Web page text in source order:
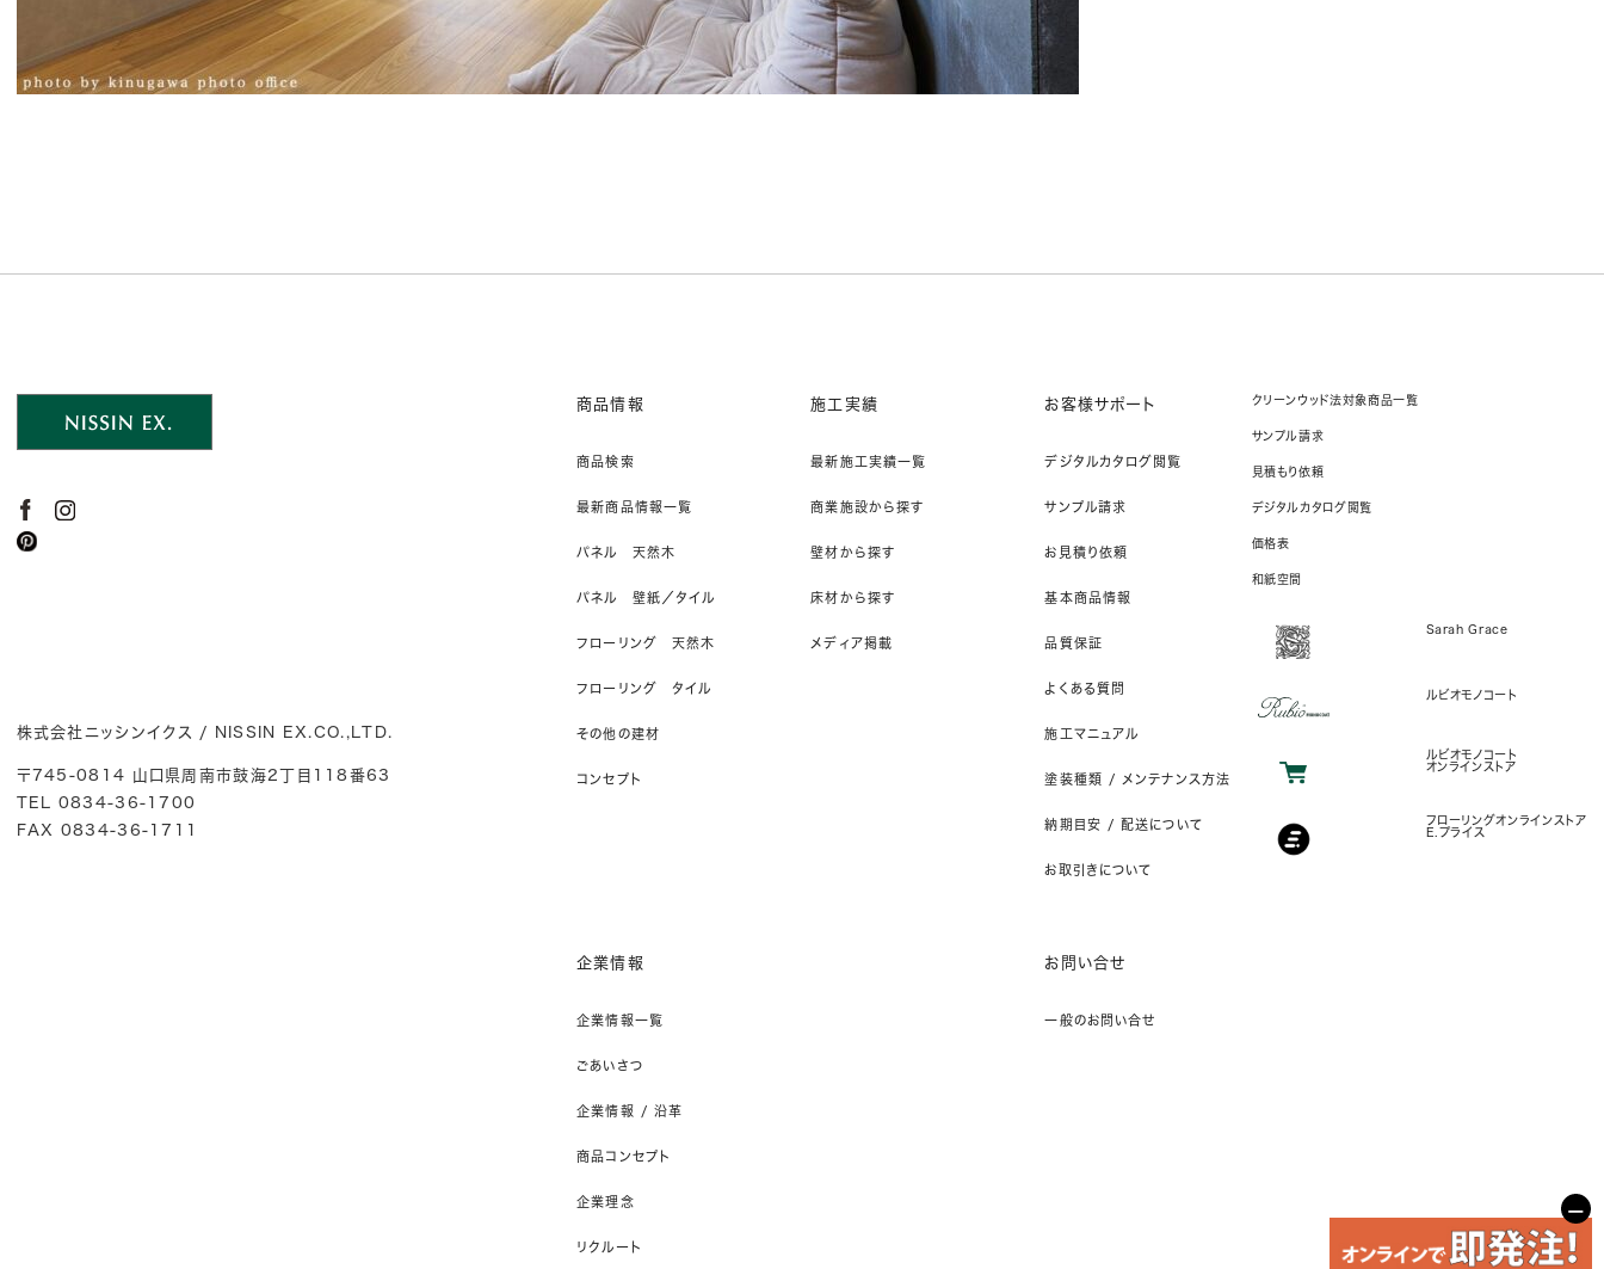
株式会社ニッシンイクス / NISSIN EX.CO.,LTD.
〒745-0814 山口県周南市鼓海2丁目118番63
TEL 0834-36-1700
FAX 0834-36-1711
商品情報
商品検索
最新商品情報一覧
パネル 天然木
パネル 壁紙／タイル
フローリング 天然木
フローリング タイル
その他の建材
コンセプト
施工実績
最新施工実績一覧
商業施設から探す
壁材から探す
床材から探す
メディア掲載
お客様サポート
デジタルカタログ閲覧
サンプル請求
お見積り依頼
基本商品情報
品質保証
よくある質問
施工マニュアル
塗装種類 / メンテナンス方法
納期目安 / 配送について
お取引きについて
企業情報
企業情報一覧
ごあいさつ
企業情報 / 沿革
商品コンセプト
企業理念
リクルート
お問い合せ
一般のお問い合せ
クリーンウッド法対象商品一覧
サンプル請求
見積もり依頼
デジタルカタログ閲覧
価格表
和紙空間
Sarah Grace
ルビオモノコート
ルビオモノコート
オンラインストア
フローリングオンラインストア
E.プライス
−